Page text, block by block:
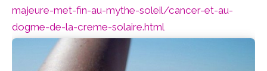
majeure-met-fin-au-mythe-soleil/cancer-et-au-
dogme-de-la-creme-solaire.html